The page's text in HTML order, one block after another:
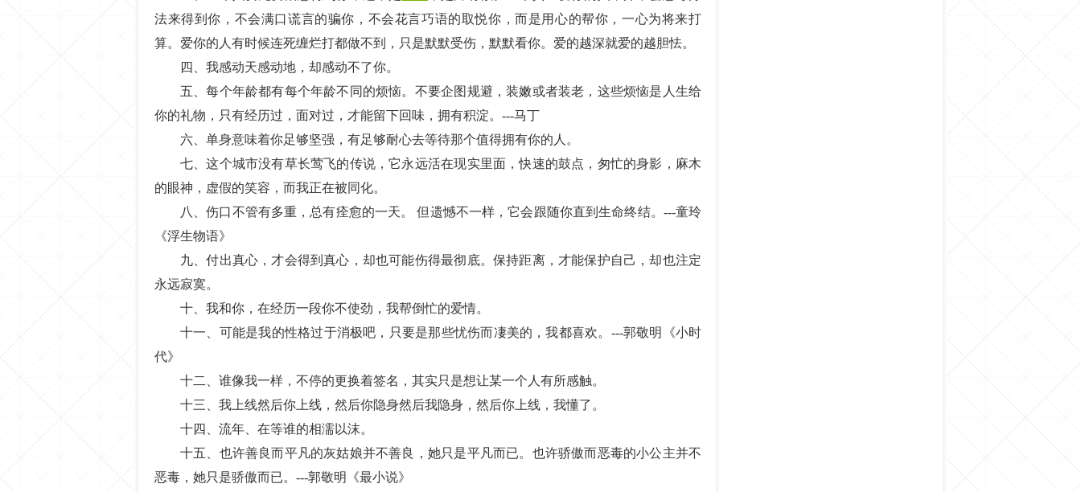
法来得到你，不会满口谎言的骗你，不会花言巧语的取悦你，而是用心的帮你，一心为将来打
算。爱你的人有时候连死缠烂打都做不到，只是默默受伤，默默看你。爱的越深就爱的越胆怯。
四、我感动天感动地，却感动不了你。
五、每个年龄都有每个年龄不同的烦恼。不要企图规避，装嫩或者装老，这些烦恼是人生给
你的礼物，只有经历过，面对过，才能留下回味，拥有积淀。---马丁
六、单身意味着你足够坚强，有足够耐心去等待那个值得拥有你的人。
七、这个城市没有草长莺飞的传说，它永远活在现实里面，快速的鼓点，匆忙的身影，麻木
的眼神，虚假的笑容，而我正在被同化。
八、伤口不管有多重，总有痊愈的一天。 但遗憾不一样，它会跟随你直到生命终结。---童玲
《浮生物语》
九、付出真心，才会得到真心，却也可能伤得最彻底。保持距离，才能保护自己，却也注定
永远寂寞。
十、我和你，在经历一段你不使劲，我帮倒忙的爱情。
十一、可能是我的性格过于消极吧，只要是那些忧伤而凄美的，我都喜欢。---郭敬明《小时
代》
十二、谁像我一样，不停的更换着签名，其实只是想让某一个人有所感触。
十三、我上线然后你上线，然后你隐身然后我隐身，然后你上线，我懂了。
十四、流年、在等谁的相濡以沫。
十五、也许善良而平凡的灰姑娘并不善良，她只是平凡而已。也许骄傲而恶毒的小公主并不
恶毒，她只是骄傲而已。---郭敬明《最小说》